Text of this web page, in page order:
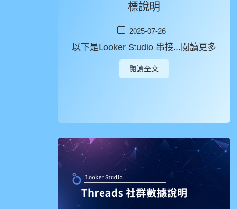
標說明
2025-07-26
以下是Looker Studio 串接...閱讀更多
閱讀全文